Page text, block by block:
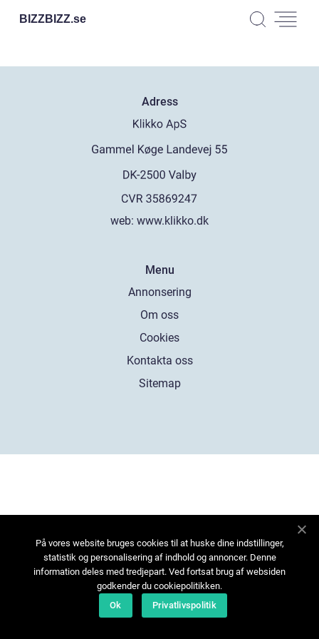
BIZZBIZZ.se
Adress
web: www.klikko.dk
Menu
Annonsering
Om oss
Cookies
Kontakta oss
Sitemap
På vores website bruges cookies til at huske dine indstillinger,
statistik og personalisering af indhold og annoncer. Denne
information deles med tredjepart. Ved fortsat brug af websiden
godkender du cookiepolitikken.
Ok
Privatlivspolitik